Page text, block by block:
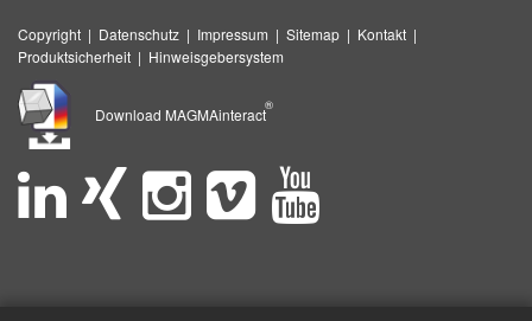
Copyright | Datenschutz | Impressum | Sitemap | Kontakt |
Produktsicherheit | Hinweisgebersystem
Download MAGMAinteract
®